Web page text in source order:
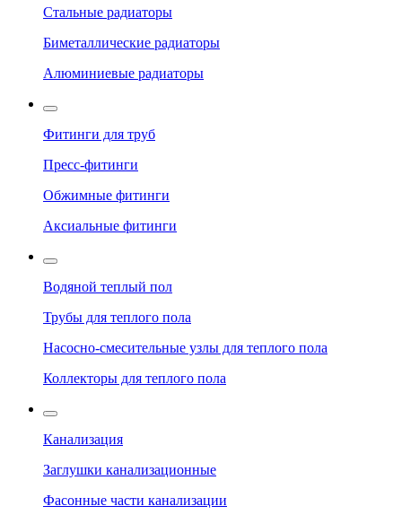
Стальные радиаторы
Биметаллические радиаторы
Алюминиевые радиаторы
Фитинги для труб
Пресс-фитинги
Обжимные фитинги
Аксиальные фитинги
Водяной теплый пол
Трубы для теплого пола
Насосно-смесительные узлы для теплого пола
Коллекторы для теплого пола
Канализация
Заглушки канализационные
Фасонные части канализации